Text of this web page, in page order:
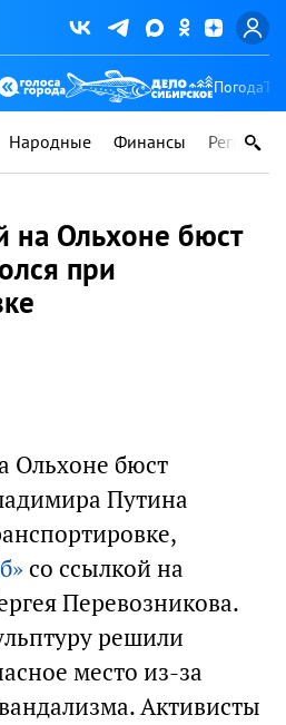
Погода
Народные Финансы Регионы
на Ольхоне бюст
при
Ольхоне бюст
Путина
со ссылкой на
Перевозникова.
решили
место из-за
Активисты